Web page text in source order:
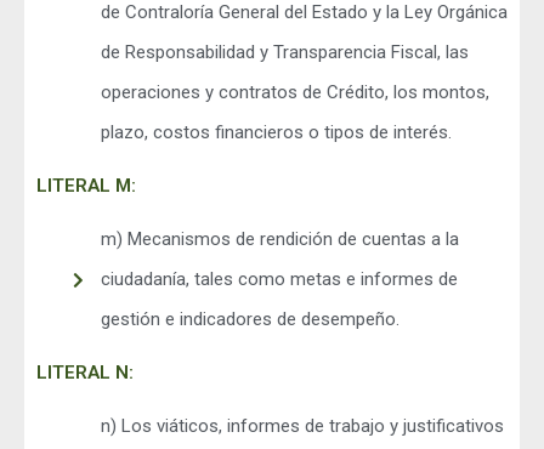
de Contraloría General del Estado y la Ley Orgánica
de Responsabilidad y Transparencia Fiscal, las
operaciones y contratos de Crédito, los montos,
plazo, costos financieros o tipos de interés.
LITERAL M:
m) Mecanismos de rendición de cuentas a la
ciudadanía, tales como metas e informes de
gestión e indicadores de desempeño.
LITERAL N:
n) Los viáticos, informes de trabajo y justificativos